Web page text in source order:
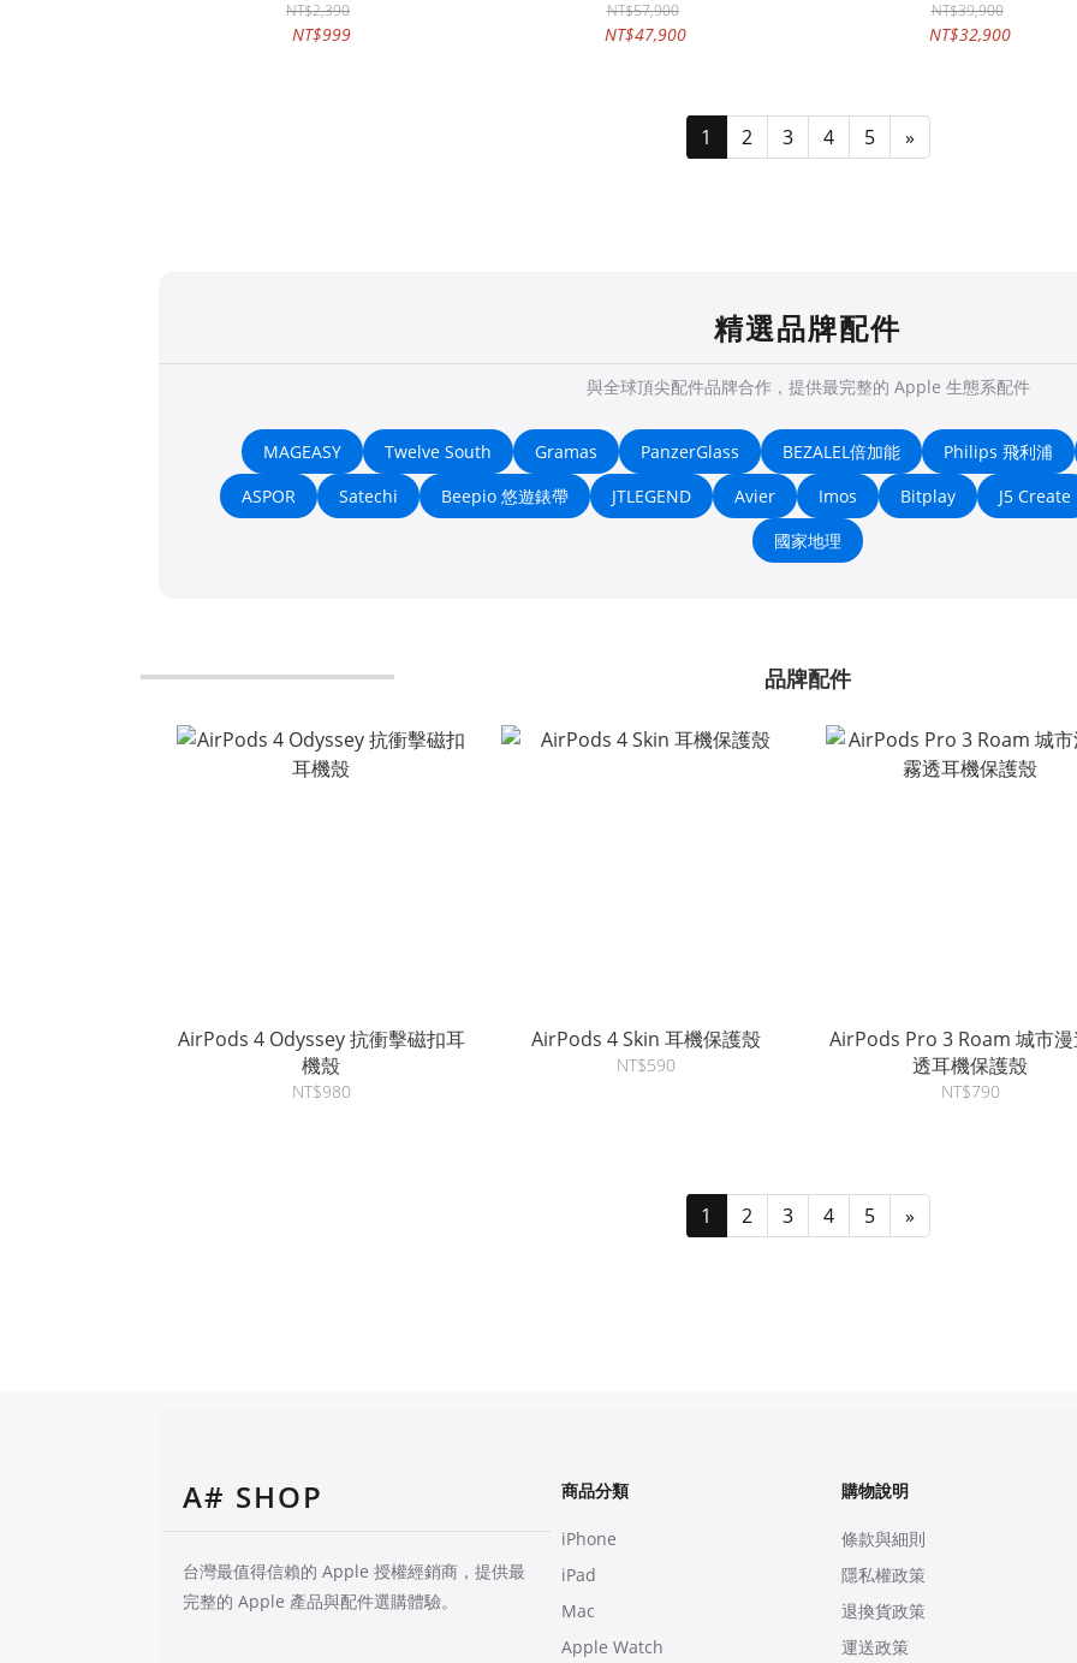
NT$2,390
NT$999
體、512GB (展示福利品-功能正
常-店保90天)
NT$57,900
NT$47,900
保90天)
NT$39,900
NT$32,900
1 2 3 4 5 »
精選品牌配件
與全球頂尖配件品牌合作，提供最完整的 Apple 生態系配件
MAGEASY Twelve South Gramas PanzerGlass BEZALEL倍加能 Philips 飛利浦
ASPOR
Satechi Beepio 悠遊錶帶 JTLEGEND Avier Imos Bitplay J5 Create
國家地理
品牌配件
AirPods 4 Odyssey 抗衝擊磁扣耳
機殼
NT$980
AirPods 4 Skin 耳機保護殼
NT$590
AirPods Pro 3 Roam 城市漫
透耳機保護殼
NT$790
1 2 3 4 5 »
A# SHOP
台灣最值得信賴的 Apple 授權經銷商，提供最
完整的 Apple 產品與配件選購體驗。
商品分類
iPhone
iPad
Mac
Apple Watch
購物說明
條款與細則
隱私權政策
退換貨政策
運送政策